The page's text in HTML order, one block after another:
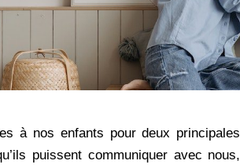
à nos enfants pour deux principales
puissent communiquer avec nous,